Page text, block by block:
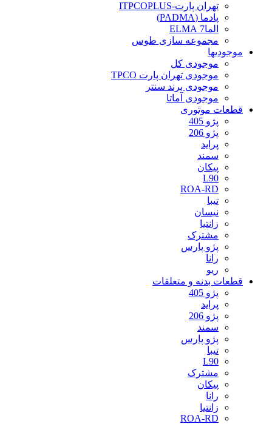
تهران پارت-ITPCOPLUS
پادما (PADMA)
الما7 ELMA
مجموعه سازی طوس
موجودیها
موجودی کل
موجودی تهران پارت TPCO
موجودی برند سنتر
موجودی آماتا
قطعات موتوری
پژو 405
پژو 206
پراید
سمند
پیکان
L90
ROA-RD
تیبا
نیسان
زانتیا
مشترک
پژو پارس
رانا
ریو
قطعات بدنه و متعلقات
پژو 405
پراید
پژو 206
سمند
پژو پارس
تیبا
L90
مشترک
پیکان
رانا
زانتیا
ROA-RD